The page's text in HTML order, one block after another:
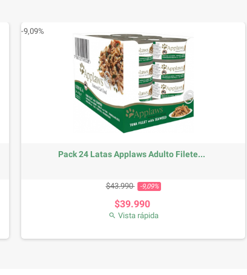
Pack 24 Latas Applaws Adulto Filete...
Precio base
$43.990 -9,09% Precio
$39.990
-9,09%
 Vista rápida